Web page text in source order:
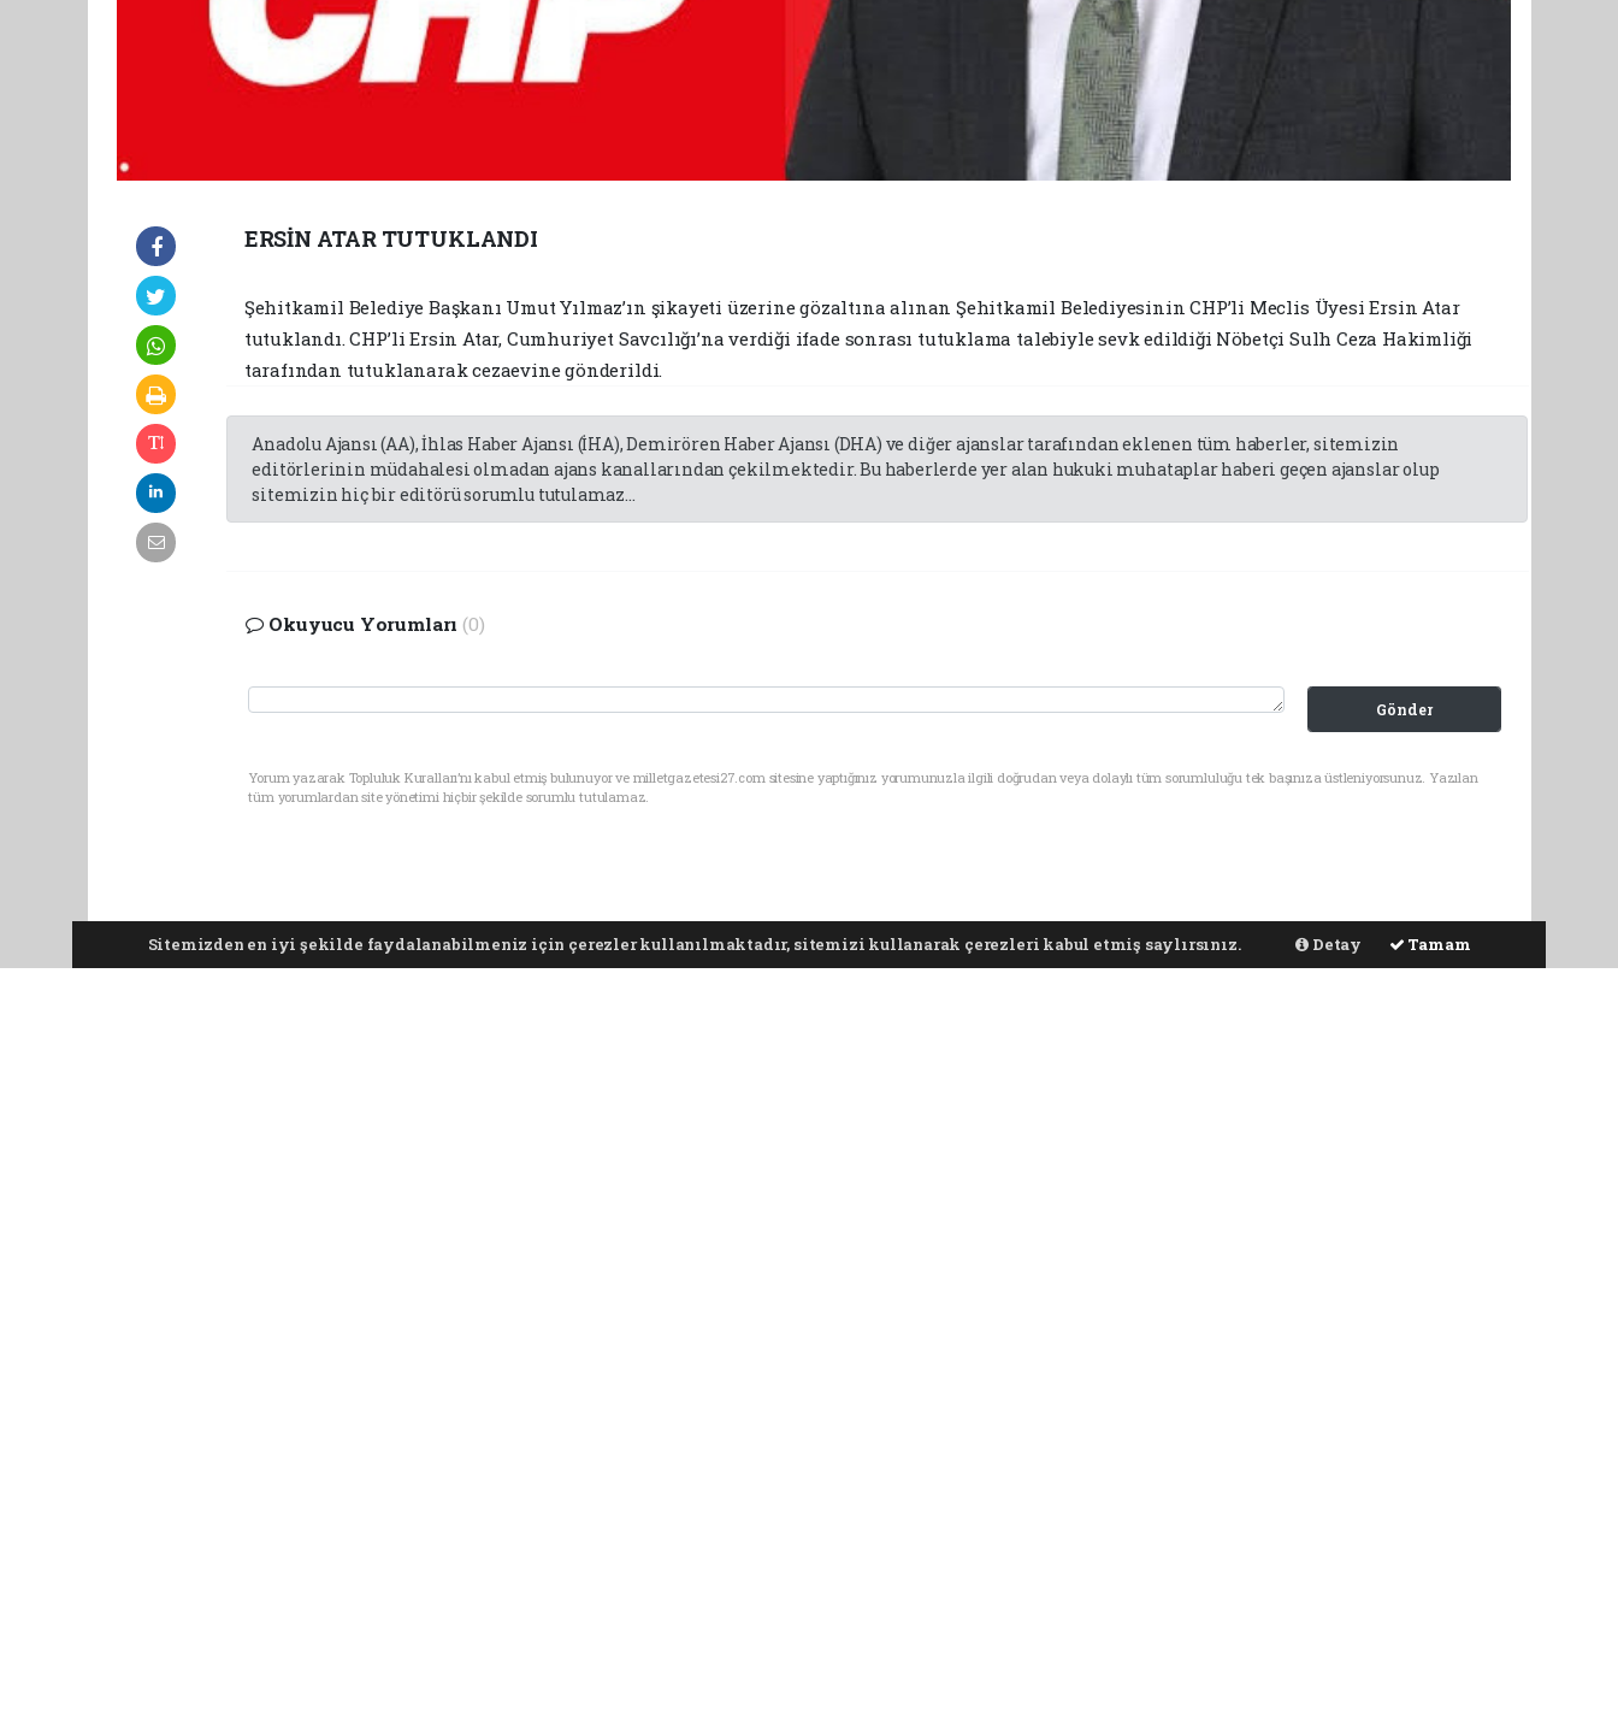
ERSİN ATAR TUTUKLANDI
Şehitkamil Belediye Başkanı Umut Yılmaz’ın şikayeti üzerine gözaltına alınan Şehitkamil Belediyesinin CHP’li Meclis Üyesi Ersin Atar
tutuklandı. CHP’li Ersin Atar, Cumhuriyet Savcılığı’na verdiği ifade sonrası tutuklama talebiyle sevk edildiği Nöbetçi Sulh Ceza Hakimliği
tarafından tutuklanarak cezaevine gönderildi.
Anadolu Ajansı (AA), İhlas Haber Ajansı (İHA), Demirören Haber Ajansı (DHA) ve diğer ajanslar tarafından eklenen tüm haberler, sitemizin
editörlerinin müdahalesi olmadan ajans kanallarından çekilmektedir. Bu haberlerde yer alan hukuki muhataplar haberi geçen ajanslar olup
sitemizin hiç bir editörü sorumlu tutulamaz...
Okuyucu Yorumları (0)
Gönder
Yorum yazarak Topluluk Kuralları’nı kabul etmiş bulunuyor ve milletgazetesi27.com sitesine yaptığınız yorumunuzla ilgili doğrudan veya dolaylı tüm sorumluluğu tek başınıza üstleniyorsunuz. Yazılan
tüm yorumlardan site yönetimi hiçbir şekilde sorumlu tutulamaz.
Sitemizden en iyi şekilde faydalanabilmeniz için çerezler kullanılmaktadır, sitemizi kullanarak çerezleri kabul etmiş saylırsınız. Detay Tamam